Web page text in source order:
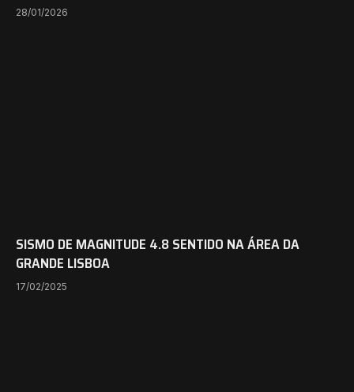
28/01/2026
SISMO DE MAGNITUDE 4.8 SENTIDO NA ÁREA DA
GRANDE LISBOA
17/02/2025